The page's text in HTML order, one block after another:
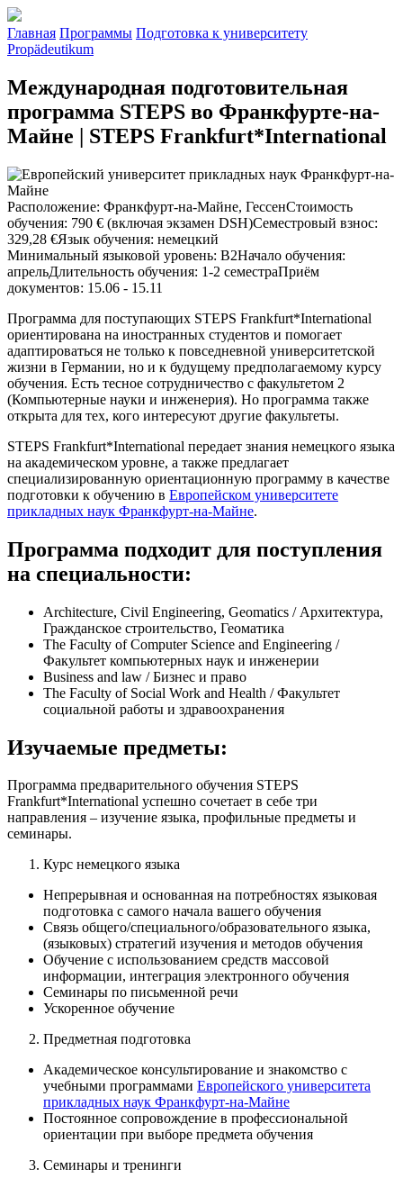
Главная Программы Подготовка к университету
Propädeutikum
Международная подготовительная
программа STEPS во Франкфурте-на-
Майне | STEPS Frankfurt*International
Расположение: Франкфурт-на-Майне, ГессенСтоимость
обучения: 790 € (включая экзамен DSH)Семестровый взнос:
329,28 €Язык обучения: немецкий
Минимальный языковой уровень: B2Начало обучения:
апрельДлительность обучения: 1-2 семестраПриём
документов: 15.06 - 15.11
Программа для поступающих STEPS Frankfurt*International
ориентирована на иностранных студентов и помогает
адаптироваться не только к повседневной университетской
жизни в Германии, но и к будущему предполагаемому курсу
обучения. Есть тесное сотрудничество с факультетом 2
(Компьютерные науки и инженерия). Но программа также
открыта для тех, кого интересуют другие факультеты.
STEPS Frankfurt*International передает знания немецкого языка
на академическом уровне, а также предлагает
специализированную ориентационную программу в качестве
подготовки к обучению в Европейском университете
прикладных наук Франкфурт-на-Майне.
Программа подходит для поступления
на специальности:
Architecture, Civil Engineering, Geomatics / Архитектура,
Гражданское строительство, Геоматика
The Faculty of Computer Science and Engineering /
Факультет компьютерных наук и инженерии
Business and law / Бизнес и право
The Faculty of Social Work and Health / Факультет
социальной работы и здравоохранения
Изучаемые предметы:
Программа предварительного обучения STEPS
Frankfurt*International успешно сочетает в себе три
направления – изучение языка, профильные предметы и
семинары.
Курс немецкого языка
Непрерывная и основанная на потребностях языковая
подготовка с самого начала вашего обучения
Связь общего/специального/образовательного языка,
(языковых) стратегий изучения и методов обучения
Обучение с использованием средств массовой
информации, интеграция электронного обучения
Семинары по письменной речи
Ускоренное обучение
Предметная подготовка
Академическое консультирование и знакомство с
учебными программами Европейского университета
прикладных наук Франкфурт-на-Майне
Постоянное сопровождение в профессиональной
ориентации при выборе предмета обучения
Семинары и тренинги